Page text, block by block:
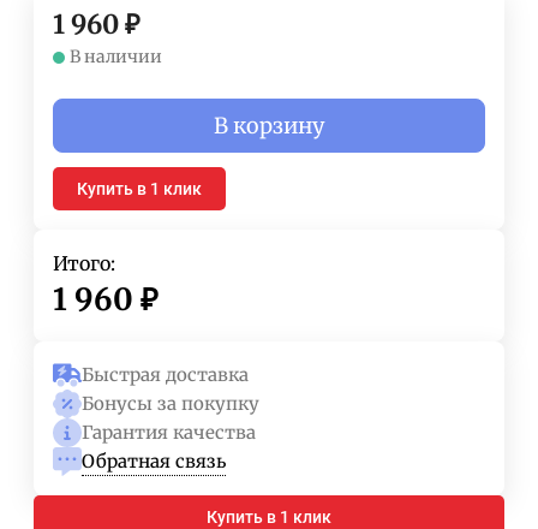
1 960₽
В наличии
В корзину
Купить в 1 клик
Итого:
1 960 ₽
Быстрая доставка
Бонусы за покупку
Гарантия качества
Обратная связь
Купить в 1 клик